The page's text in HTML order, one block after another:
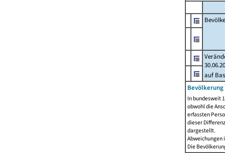
auf
Bevölkerung
In bundesweit
obwohl die
erfassten
dieser
dargestellt.
Abweichungen
Die